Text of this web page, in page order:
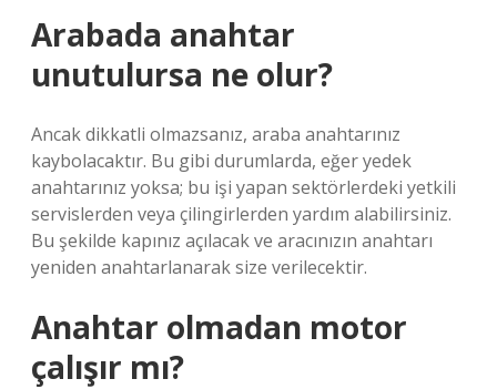
Arabada anahtar
unutulursa ne olur?
Ancak dikkatli olmazsanız, araba anahtarınız
kaybolacaktır. Bu gibi durumlarda, eğer yedek
anahtarınız yoksa; bu işi yapan sektörlerdeki yetkili
servislerden veya çilingirlerden yardım alabilirsiniz.
Bu şekilde kapınız açılacak ve aracınızın anahtarı
yeniden anahtarlanarak size verilecektir.
Anahtar olmadan motor
çalışır mı?